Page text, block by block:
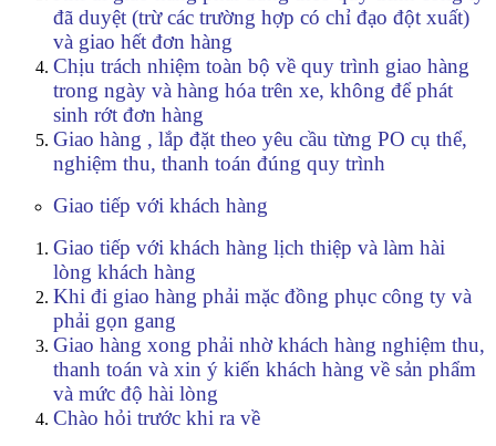
đã duyệt (trừ các trường hợp có chỉ đạo đột xuất)
và giao hết đơn hàng
Chịu trách nhiệm toàn bộ về quy trình giao hàng
trong ngày và hàng hóa trên xe, không để phát
sinh rớt đơn hàng
Giao hàng , lắp đặt theo yêu cầu từng PO cụ thể,
nghiệm thu, thanh toán đúng quy trình
Giao tiếp với khách hàng
Giao tiếp với khách hàng lịch thiệp và làm hài
lòng khách hàng
Khi đi giao hàng phải mặc đồng phục công ty và
phải gọn gang
Giao hàng xong phải nhờ khách hàng nghiệm thu,
thanh toán và xin ý kiến khách hàng về sản phẩm
và mức độ hài lòng
Chào hỏi trước khi ra về